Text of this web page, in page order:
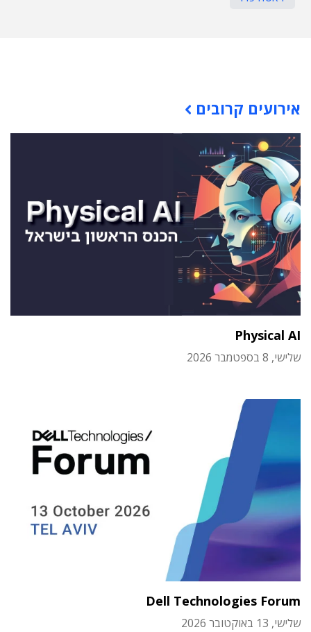
אירועים קרובים
Physical AI
שלישי, 8 בספטמבר 2026
Dell Technologies Forum
שלישי, 13 באוקטובר 2026